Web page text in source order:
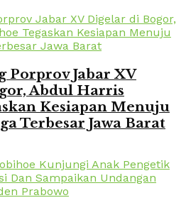
Porprov Jabar XV
Abdul Harris
Kesiapan Menuju
Terbesar Jawa Barat